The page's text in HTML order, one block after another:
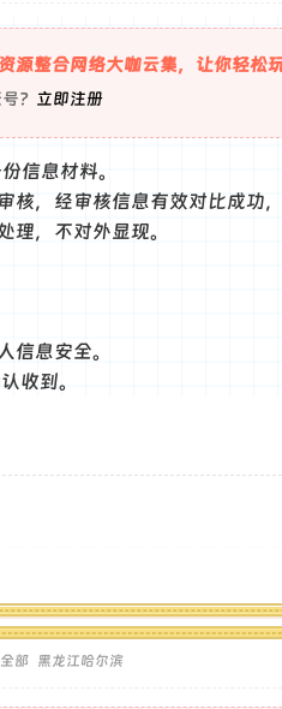
源整合网络大咖云集，让你轻松玩
？ 立即注册
信息材料。
，经审核信息有效对比成功
理，不对外显现。
信息安全。
收到。
部 黑龙江哈尔滨